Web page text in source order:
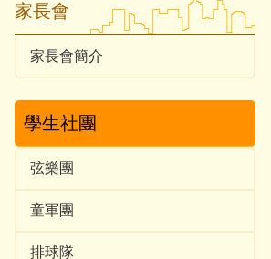
家長會
家長會簡介
學生社團
弦樂團
童軍團
排球隊